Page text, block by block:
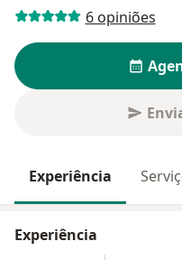
6 opiniões
Experiência
Experiência